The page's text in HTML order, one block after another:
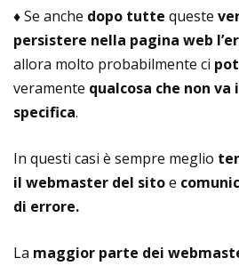
♦ Se anche dopo tutte queste
persistere nella pagina web
allora molto probabilmente ci
veramente qualcosa che non
specifica.
In questi casi è sempre meglio
il webmaster del sitoe
di errore.
La maggior parte dei